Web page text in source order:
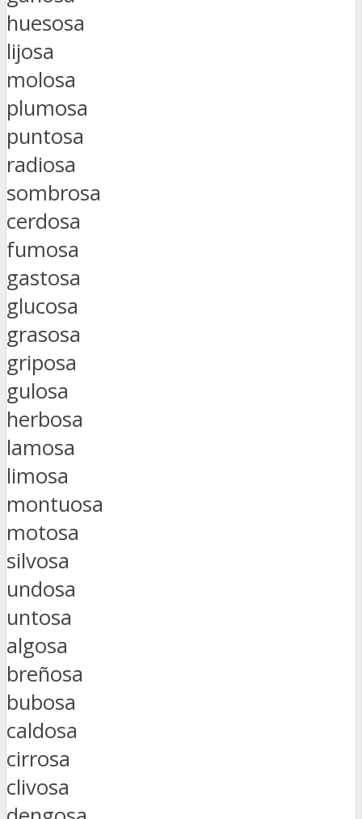
huesosa
lijosa
molosa
plumosa
puntosa
radiosa
sombrosa
cerdosa
fumosa
gastosa
glucosa
grasosa
griposa
gulosa
herbosa
lamosa
limosa
montuosa
motosa
silvosa
undosa
untosa
algosa
breñosa
bubosa
caldosa
cirrosa
clivosa